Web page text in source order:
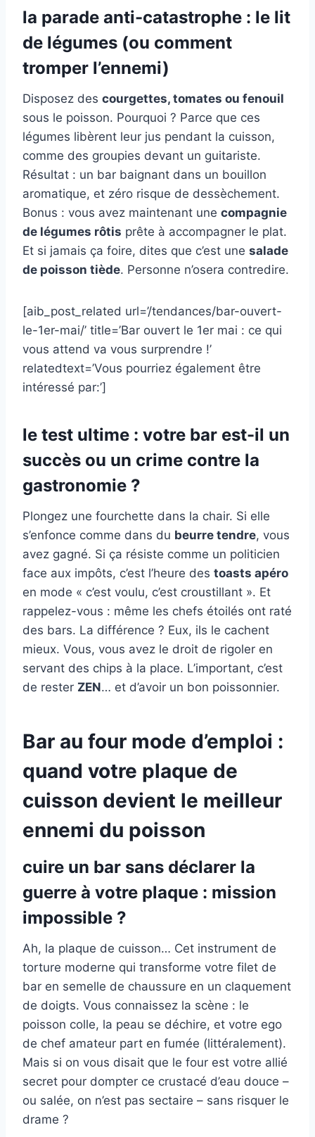
la parade anti-catastrophe : le lit
de légumes (ou comment
tromper l’ennemi)
Disposez des courgettes, tomates ou fenouil
sous le poisson. Pourquoi ? Parce que ces
légumes libèrent leur jus pendant la cuisson,
comme des groupies devant un guitariste.
Résultat : un bar baignant dans un bouillon
aromatique, et zéro risque de dessèchement.
Bonus : vous avez maintenant une compagnie
de légumes rôtis prête à accompagner le plat.
Et si jamais ça foire, dites que c’est une salade
de poisson tiède. Personne n’osera contredire.
[aib_post_related url=’/tendances/bar-ouvert-
le-1er-mai/’ title=’Bar ouvert le 1er mai : ce qui
vous attend va vous surprendre !’
relatedtext=’Vous pourriez également être
intéressé par:’]
le test ultime : votre bar est-il un
succès ou un crime contre la
gastronomie ?
Plongez une fourchette dans la chair. Si elle
s’enfonce comme dans du beurre tendre, vous
avez gagné. Si ça résiste comme un politicien
face aux impôts, c’est l’heure des toasts apéro
en mode « c’est voulu, c’est croustillant ». Et
rappelez-vous : même les chefs étoilés ont raté
des bars. La différence ? Eux, ils le cachent
mieux. Vous, vous avez le droit de rigoler en
servant des chips à la place. L’important, c’est
de rester ZEN… et d’avoir un bon poissonnier.
Bar au four mode d’emploi :
quand votre plaque de
cuisson devient le meilleur
ennemi du poisson
cuire un bar sans déclarer la
guerre à votre plaque : mission
impossible ?
Ah, la plaque de cuisson… Cet instrument de
torture moderne qui transforme votre filet de
bar en semelle de chaussure en un claquement
de doigts. Vous connaissez la scène : le
poisson colle, la peau se déchire, et votre ego
de chef amateur part en fumée (littéralement).
Mais si on vous disait que le four est votre allié
secret pour dompter ce crustacé d’eau douce –
ou salée, on n’est pas sectaire – sans risquer le
drame ?